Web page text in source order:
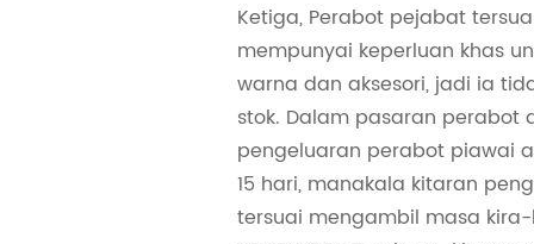
Ketiga, Perabot pejabat
mempunyai keperluan khas
warna dan aksesori, jadi ia
stok. Dalam pasaran perabot
pengeluaran perabot piawai
15 hari, manakala kitaran
tersuai mengambil masa